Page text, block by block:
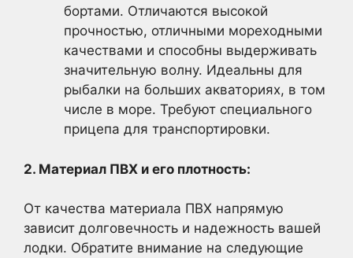
бортами. Отличаются высокой
прочностью, отличными мореходными
качествами и способны выдерживать
значительную волну. Идеальны для
рыбалки на больших акваториях, в том
числе в море. Требуют специального
прицепа для транспортировки.
2. Материал ПВХ и его плотность:
От качества материала ПВХ напрямую
зависит долговечность и надежность вашей
лодки. Обратите внимание на следующие